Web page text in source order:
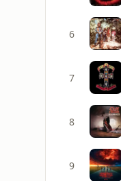
6
7
8
9